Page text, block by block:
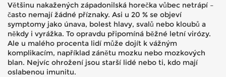
Většinu nakažených západonilská horečka vůbec netrápí –
často nemají žádné příznaky. Asi u 20 % se objeví
symptomy jako únava, bolest hlavy, svalů nebo kloubů a
někdy i vyrážka. To opravdu připomíná běžné letní virózy.
Ale u malého procenta lidí může dojít k vážným
komplikacím, například zánětu mozku nebo mozkových
blan. Nejvíc ohrožení jsou starší lidé nebo ti, kdo mají
oslabenou imunitu.